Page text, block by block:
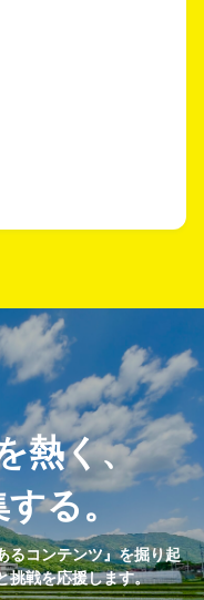
熱く、
る。
るコンテンツ』を掘り起
挑戦を応援します。